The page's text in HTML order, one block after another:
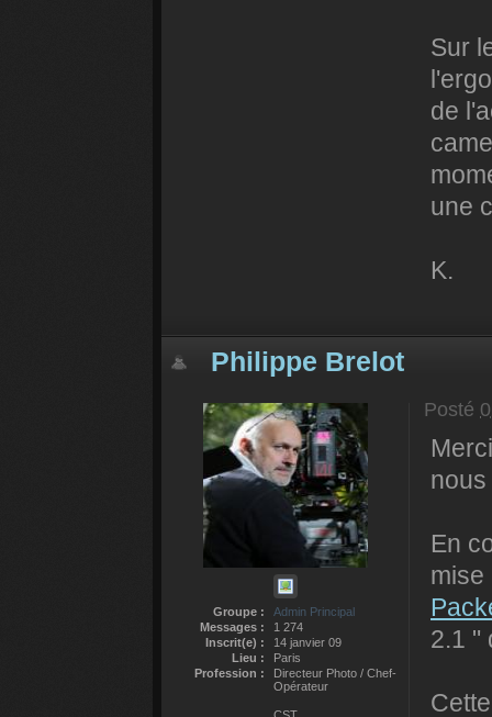
Sur
de
une
K.
Philippe Brelot
Groupe :
Admin Principal
Messages :
1 274
Inscrit(e) :
14 janvier 09
Lieu :
Paris
Profession :
Directeur Photo / Chef-
Opérateur
Posté
En
2.1 "